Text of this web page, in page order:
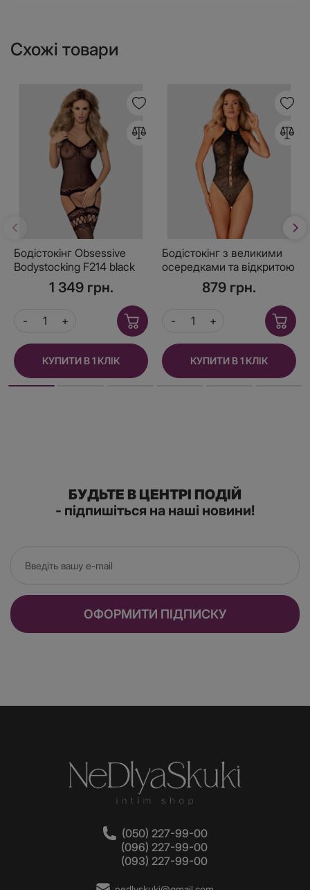
Схожі товари
Бодістокінг Obsessive
Bodystocking F214 black
S/M/L, імітація корсета та
панчіх на підв’язках
1 349 грн.
КУПИТИ В 1 КЛІК
Бодістокінг з великими
осередками та відкритою
спиною Obsessive B113
teddy S/M/L, халтер
879 грн.
КУПИТИ В 1 КЛІК
БУДЬТЕ В ЦЕНТРІ ПОДІЙ
- підпишіться на наші новини!
ОФОРМИТИ ПІДПИСКУ
(050) 227-99-00
(096) 227-99-00
(093) 227-99-00